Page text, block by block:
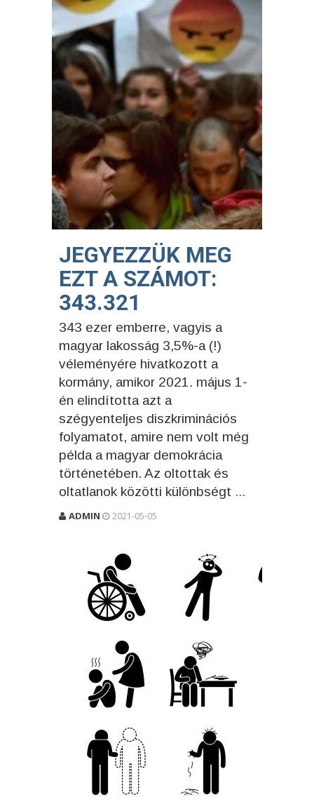
JEGYEZZÜK MEG
EZT A SZÁMOT:
343.321
343 ezer emberre, vagyis a
magyar lakosság 3,5%-a (!)
véleményére hivatkozott a
kormány, amikor 2021. május 1-
én elindította azt a
szégyenteljes diszkriminációs
folyamatot, amire nem volt még
példa a magyar demokrácia
történetében. Az oltottak és
oltatlanok közötti különbségt ...
ADMIN 2021-05-05